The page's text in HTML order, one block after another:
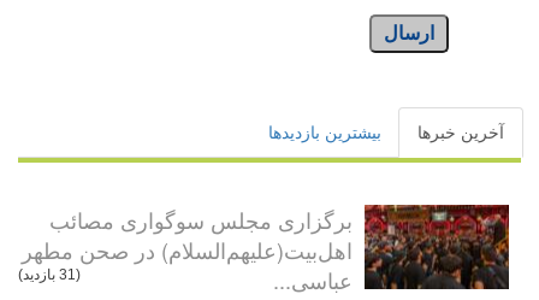
ارسال
آخرین خبرها بیشترین بازدیدها
برگزاری مجلس سوگواری مصائب
اهل‌بیت(علیهم‌السلام) در صحن مطهر
عباسی...
(31 بازدید)